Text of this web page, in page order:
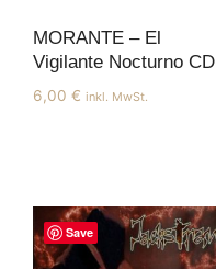
MORANTE – El
Vigilante Nocturno CD
6,00 € inkl. MwSt.
Save